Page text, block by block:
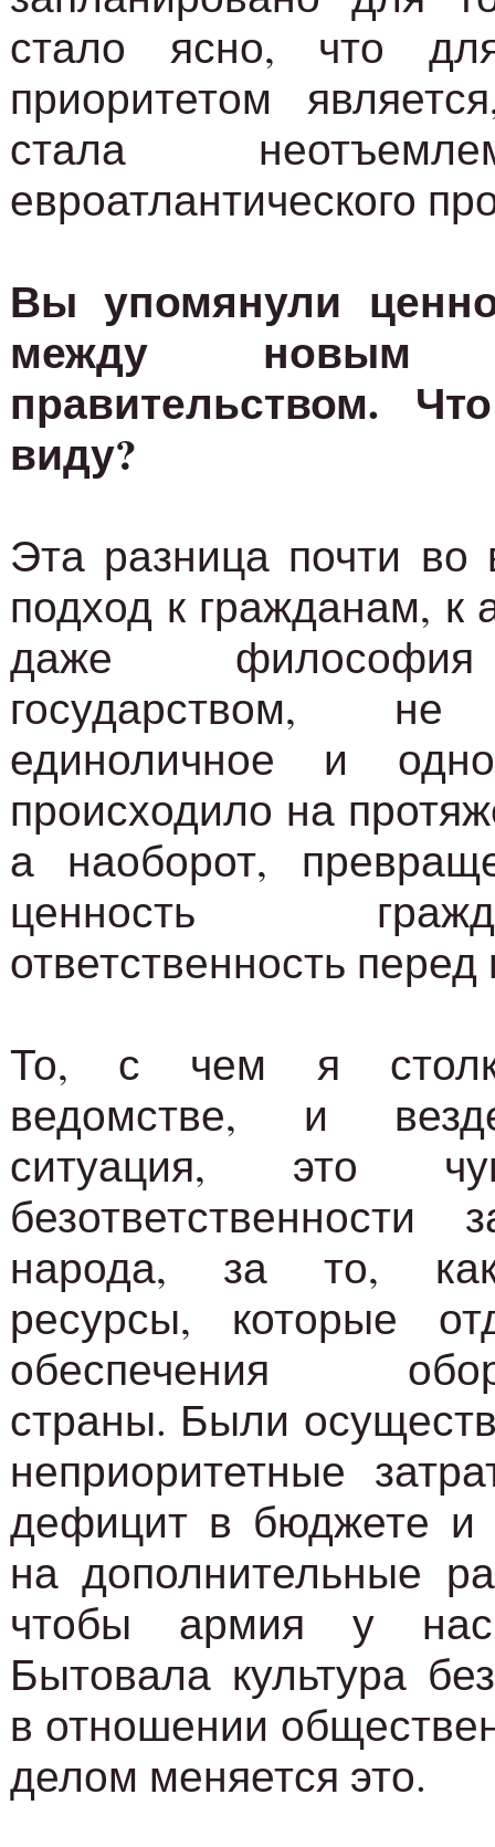
стало ясно, что
приоритетом
стала
евроатлантического
Вы упомянули
между
правительством.
виду?
Эта разница почти
подход к гражданам, к
даже философия
государством, не
единоличное и
происходило на
а наоборот,
ценность
ответственность
То, с чем я
ведомстве, и
ситуация, это
народа, за то, как
ресурсы, которые
обеспечения
страны. Были
неприоритетные
дефицит в бюджете и
на дополнительные
чтобы армия у
Бытовала культура
в отношении
делом меняется это.